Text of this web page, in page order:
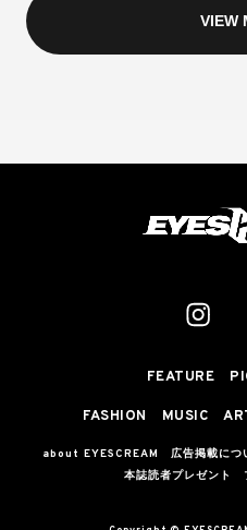
VIEW
FEATURE
FASHION MUSIC
about EYESCREAM 広告掲載につ
本誌読者プレゼント